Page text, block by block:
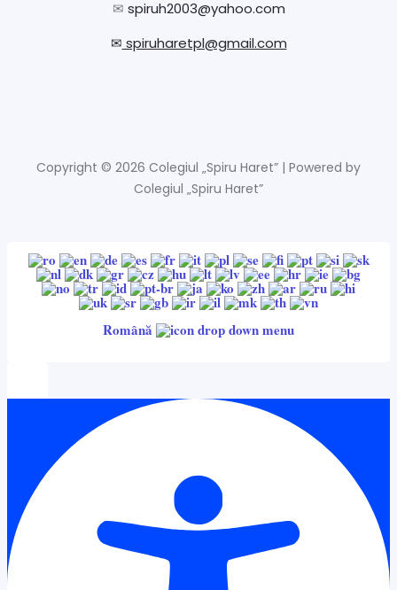
✉ spiruh2003@yahoo.com
✉ spiruharetpl@gmail.com
Copyright © 2026 Colegiul „Spiru Haret” | Powered by
Colegiul „Spiru Haret”
Română